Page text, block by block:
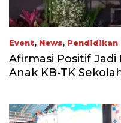
Event, News, Pendidikan
Afirmasi Positif
Anak KB-TK